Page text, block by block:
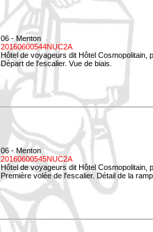
06 - Menton
20160600544NUC2A
Hôtel de voyageurs dit Hôtel Cosmopolitain,
Départ de l'escalier. Vue de biais.
06 - Menton
20160600545NUC2A
Hôtel de voyageurs dit Hôtel Cosmopolitain,
Première volée de l'escalier. Détail de la